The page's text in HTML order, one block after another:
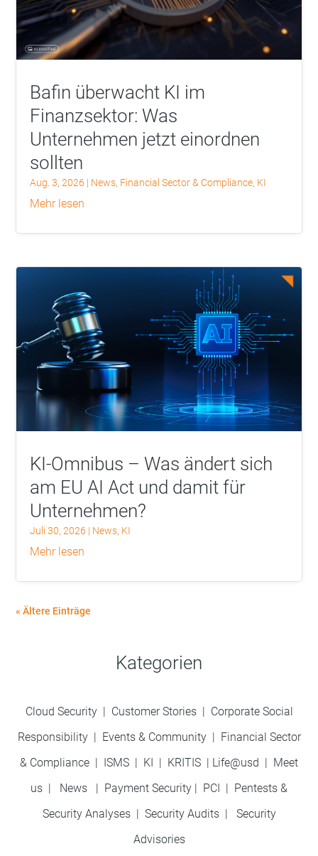
Bafin überwacht KI im
Finanzsektor: Was
Unternehmen jetzt einordnen
sollten
Aug. 3, 2026 | News, Financial Sector & Compliance, KI
mehr lesen
KI-Omnibus – Was ändert sich
am EU AI Act und damit für
Unternehmen?
Juli 30, 2026 | News, KI
mehr lesen
« Ältere Einträge
Kategorien
Cloud Security | Customer Stories| Corporate Social
Responsibility| Events & Community | Financial Sector
& Compliance | ISMS | KI | KRITIS | Life@usd | Meet
us | News | Payment Security | PCI | Pentests &
Security Analyses | Security Audits| Security
Advisories